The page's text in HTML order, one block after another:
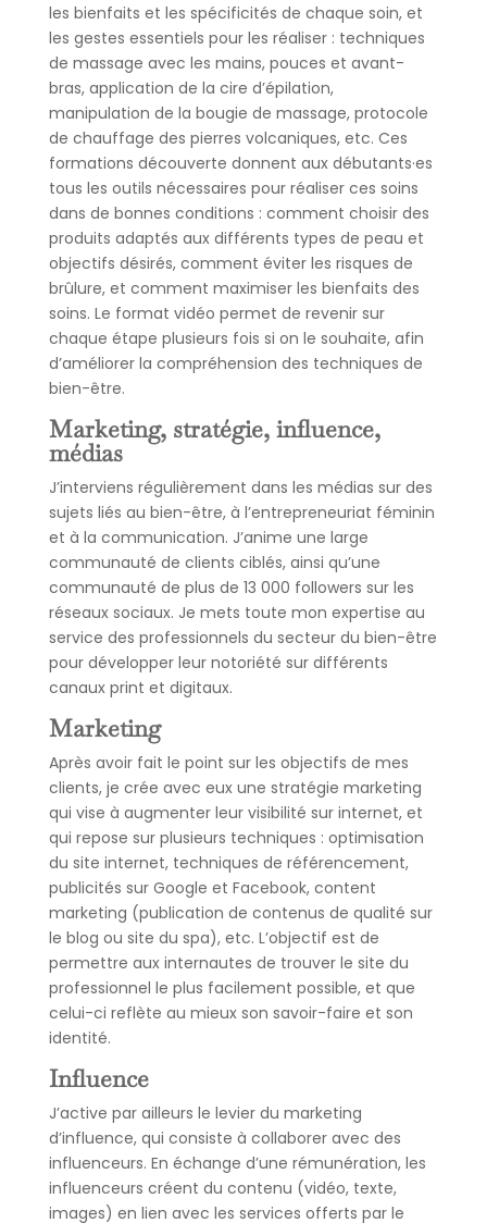
les bienfaits et les spécificités de chaque soin, et
les gestes essentiels pour les réaliser : techniques
de massage avec les mains, pouces et avant-
bras, application de la cire d’épilation,
manipulation de la bougie de massage, protocole
de chauffage des pierres volcaniques, etc. Ces
formations découverte donnent aux débutants·es
tous les outils nécessaires pour réaliser ces soins
dans de bonnes conditions : comment choisir des
produits adaptés aux différents types de peau et
objectifs désirés, comment éviter les risques de
brûlure, et comment maximiser les bienfaits des
soins. Le format vidéo permet de revenir sur
chaque étape plusieurs fois si on le souhaite, afin
d’améliorer la compréhension des techniques de
bien-être.
Marketing, stratégie, influence,
médias
J’interviens régulièrement dans les médias sur des
sujets liés au bien-être, à l’entrepreneuriat féminin
et à la communication. J’anime une large
communauté de clients ciblés, ainsi qu’une
communauté de plus de 13 000 followers sur les
réseaux sociaux. Je mets toute mon expertise au
service des professionnels du secteur du bien-être
pour développer leur notoriété sur différents
canaux print et digitaux.
Marketing
Après avoir fait le point sur les objectifs de mes
clients, je crée avec eux une stratégie marketing
qui vise à augmenter leur visibilité sur internet, et
qui repose sur plusieurs techniques : optimisation
du site internet, techniques de référencement,
publicités sur Google et Facebook, content
marketing (publication de contenus de qualité sur
le blog ou site du spa), etc. L’objectif est de
permettre aux internautes de trouver le site du
professionnel le plus facilement possible, et que
celui-ci reflète au mieux son savoir-faire et son
identité.
Influence
J’active par ailleurs le levier du marketing
d’influence, qui consiste à collaborer avec des
influenceurs. En échange d’une rémunération, les
influenceurs créent du contenu (vidéo, texte,
images) en lien avec les services offerts par le